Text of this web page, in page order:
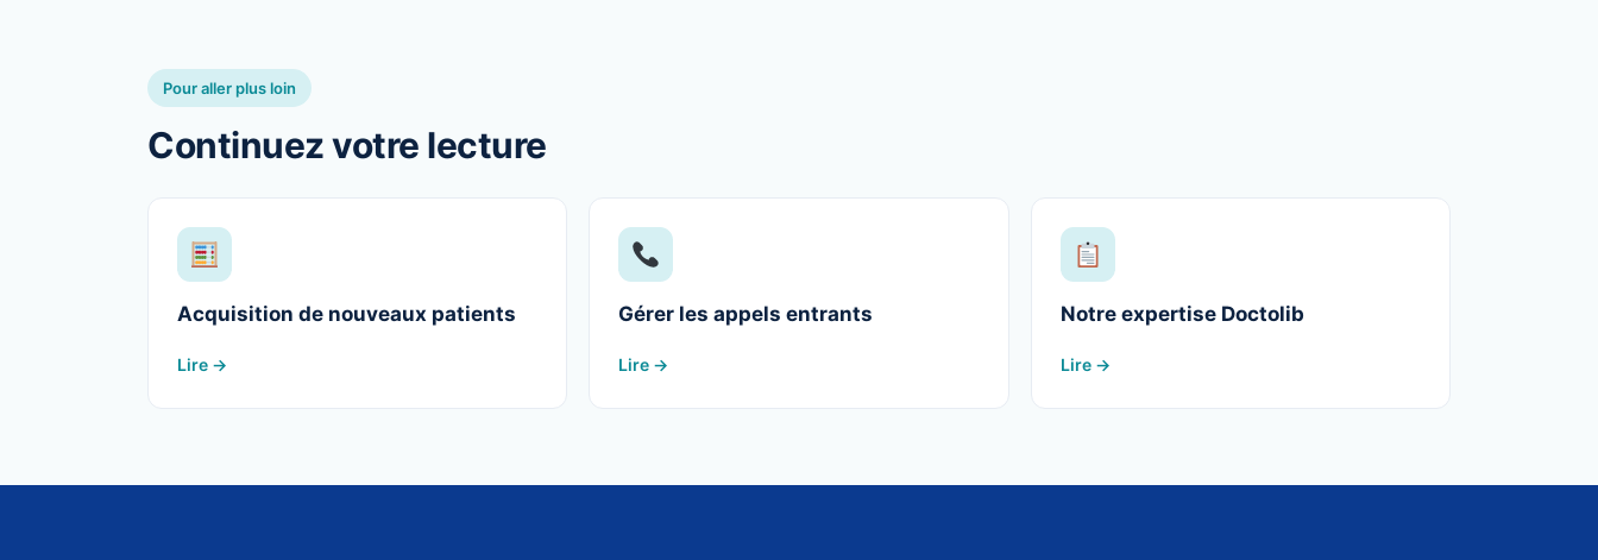
Pour aller plus loin
Continuez votre lecture
Acquisition de nouveaux patients
Lire →
Gérer les appels entrants
Lire →
Notre expertise Doctolib
Lire →